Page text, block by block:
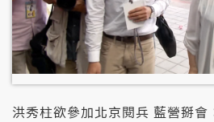
洪秀柱欲參加北京閱兵 藍營掰會